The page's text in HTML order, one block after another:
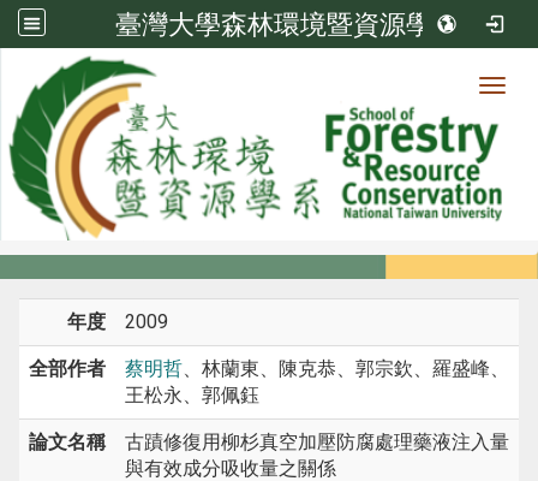
臺灣大學森林環境暨資源學系
系所成員
系所成員
年度 2009
全部作者 蔡明哲、林蘭東、陳克恭、郭宗欽、羅盛峰、
王松永、郭佩鈺
論文名稱
古蹟修復用柳杉真空加壓防腐處理藥液注入量
與有效成分吸收量之關係